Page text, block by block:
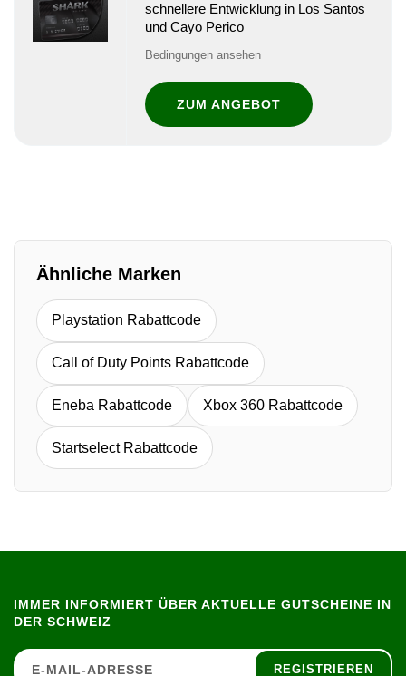
schnellere Entwicklung in Los Santos
und Cayo Perico
Bedingungen ansehen
ZUM ANGEBOT
Ähnliche Marken
Playstation Rabattcode
Call of Duty Points Rabattcode
Eneba Rabattcode Xbox 360 Rabattcode
Startselect Rabattcode
IMMER INFORMIERT ÜBER AKTUELLE GUTSCHEINE IN
DER SCHWEIZ
REGISTRIEREN